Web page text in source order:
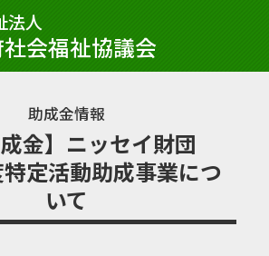
法⼈
会福祉協議会
助成金情報
成金】ニッセイ財団
定活動助成事業につ
いて